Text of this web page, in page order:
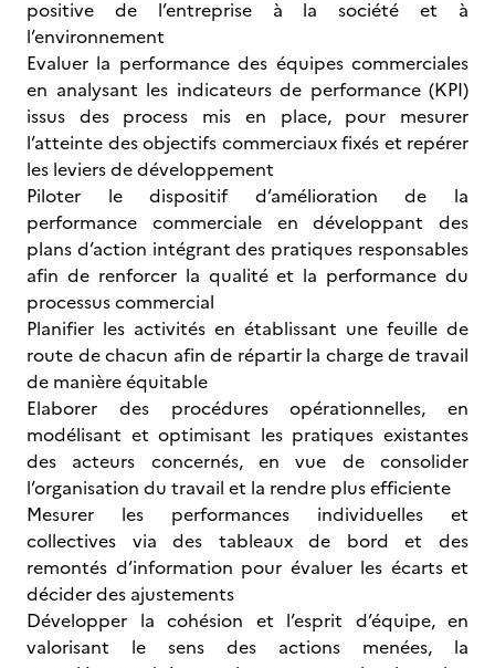
positive de l’entreprise à la société et à
l’environnement
Evaluer la performance des équipes commerciales
en analysant les indicateurs de performance (KPI)
issus des process mis en place, pour mesurer
l’atteinte des objectifs commerciaux fixés et repérer
les leviers de développement
Piloter le dispositif d’amélioration de la
performance commerciale en développant des
plans d’action intégrant des pratiques responsables
afin de renforcer la qualité et la performance du
processus commercial
Planifier les activités en établissant une feuille de
route de chacun afin de répartir la charge de travail
de manière équitable
Elaborer des procédures opérationnelles, en
modélisant et optimisant les pratiques existantes
des acteurs concernés, en vue de consolider
l’organisation du travail et la rendre plus efficiente
Mesurer les performances individuelles et
collectives via des tableaux de bord et des
remontés d’information pour évaluer les écarts et
décider des ajustements
Développer la cohésion et l’esprit d’équipe, en
valorisant le sens des actions menées, la